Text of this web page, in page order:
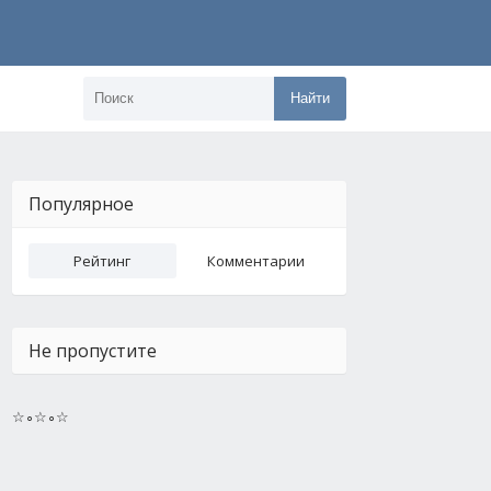
Найти
Популярное
Рейтинг Комментарии
Не пропустите
☆∘☆∘☆